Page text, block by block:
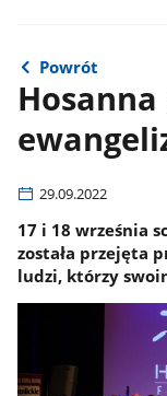
Powrót
29.09.2022
17 i 18 września
została przejęta
ludzi, którzy